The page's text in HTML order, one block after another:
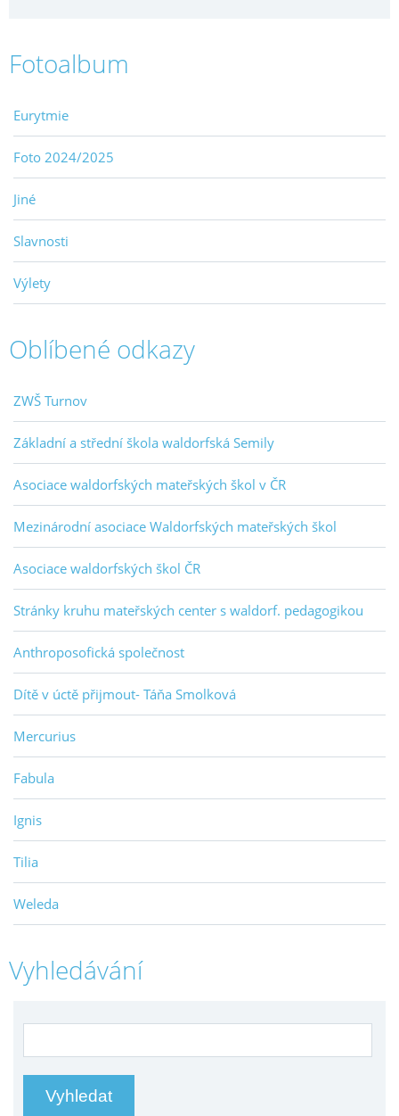
Fotoalbum
Eurytmie
Foto 2024/2025
Jiné
Slavnosti
Výlety
Oblíbené odkazy
ZWŠ Turnov
Základní a střední škola waldorfská Semily
Asociace waldorfských mateřských škol v ČR
Mezinárodní asociace Waldorfských mateřských škol
Asociace waldorfských škol ČR
Stránky kruhu mateřských center s waldorf. pedagogikou
Anthroposofická společnost
Dítě v úctě přijmout- Táňa Smolková
Mercurius
Fabula
Ignis
Tilia
Weleda
Vyhledávání